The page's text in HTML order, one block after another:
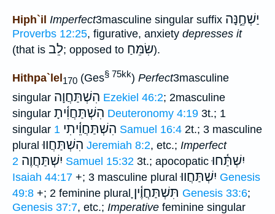
Hiph`il Imperfect3masculine singular suffix יַשְׁחֶ֑נָּה
Proverbs 12:25, figurative, anxiety depresses it
(that is לֵב; opposed to שִׂמֵּחַ).
Hithpa`lel 170 (Ges§ 75kk) Perfect3masculine
singular הִשְׁתַּחֲוָה Ezekiel 46:2; 2masculine
singular הִשְׁתַּחֲוִ֫יתָ Deuteronomy 4:19 3t.; 1
singular
הִשְׁתַּחֲוֵ֫יתִי 1 Samuel 16:4 2t.; 3 masculine
pluralהִשְׁתַּחֲווּ Jeremiah 8:2, etc.; Imperfect
יִשְׁתַּחֲוֶה 2 Samuel 15:32 3t.; apocopaticיִשְׁתַּ֫חוּ
Isaiah 44:17 +; 3 masculine pluralיִשְׁתַּחֲווּ Genesis
49:8 +; 2 feminine plural תִּשְׁתַּחֲוֶ֫יןָ Genesis 33:6;
Genesis 37:7, etc.; Imperative feminine singular